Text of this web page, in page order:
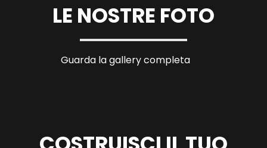
LE NOSTRE FOTO
Guarda la gallery completa